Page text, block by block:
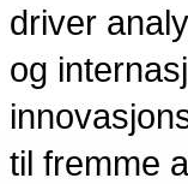
driver
og
til fremme